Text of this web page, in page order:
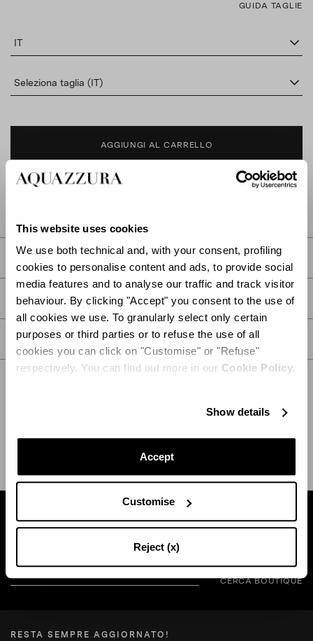
This website uses cookies
We use both technical and, with your consent, profiling
cookies to personalise content and ads, to provide social
media features and to analyse our traffic and track visitor
behaviour. By clicking "Accept" you consent to the use of
all cookies we use. To granularly select only certain
purposes or third parties or to refuse the use of all
cookies you can click on "Customise" or "Refuse"
respectively. You can find out more in our Cookie Policy.
Show details
Accept
Customise
Reject (x)
GUIDA TAGLIE
IT
Seleziona taglia (IT)
AGGIUNGI AL CARRELLO
DESCRIZIONE
DETTAGLI
CURA
Trova la boutique vicina a te
CERCA BOUTIQUE
RESTA SEMPRE AGGIORNATO!